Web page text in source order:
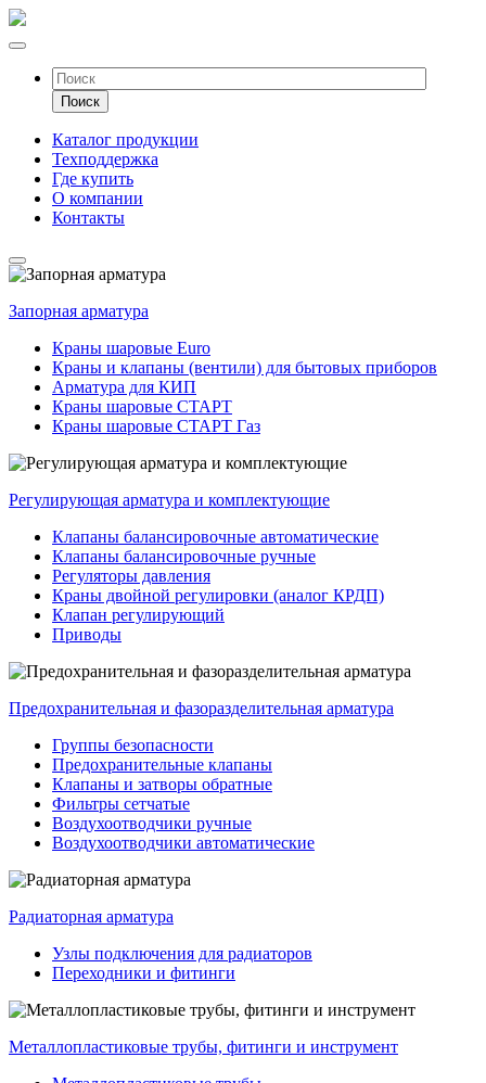
Каталог продукции
Техподдержка
Где купить
О компании
Контакты
Запорная арматура
Краны шаровые Euro
Краны и клапаны (вентили) для бытовых приборов
Арматура для КИП
Краны шаровые СТАРТ
Краны шаровые СТАРТ Газ
Регулирующая арматура и комплектующие
Клапаны балансировочные автоматические
Клапаны балансировочные ручные
Регуляторы давления
Краны двойной регулировки (аналог КРДП)
Клапан регулирующий
Приводы
Предохранительная и фазоразделительная арматура
Группы безопасности
Предохранительные клапаны
Клапаны и затворы обратные
Фильтры сетчатые
Воздухоотводчики ручные
Воздухоотводчики автоматические
Радиаторная арматура
Узлы подключения для радиаторов
Переходники и фитинги
Металлопластиковые трубы, фитинги и инструмент